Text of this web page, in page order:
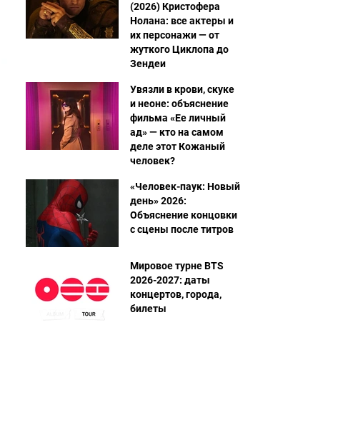
(2026) Кристофера
Нолана: все актеры и
их персонажи — от
жуткого Циклопа до
Зендеи
Увязли в крови, скуке
и неоне: объяснение
фильма «Ее личный
ад» — кто на самом
деле этот Кожаный
человек?
«Человек-паук: Новый
день» 2026:
Объяснение концовки
с сцены после титров
Мировое турне BTS
2026-2027: даты
концертов, города,
билеты